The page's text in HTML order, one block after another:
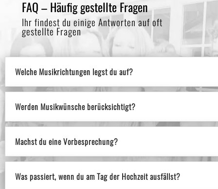
FAQ – Häufig gestellte Fragen
Ihr findest du einige Antworten auf oft
gestellte Fragen
Welche Musikrichtungen legst du auf?
Werden Musikwünsche berücksichtigt?
Machst du eine Vorbesprechung?
Was passiert, wenn du am Tag der Hochzeit ausfällst?